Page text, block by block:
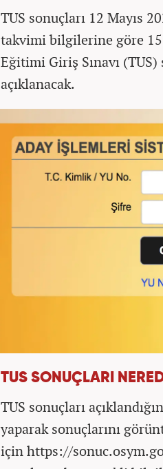
TUS sonuçları 12 Mayıs
takvimi bilgilerine göre 15
Eğitimi Giriş Sınavı
açıklanacak.
TUS SONUÇLARI
TUS sonuçları
yaparak sonuçlarını
için https://